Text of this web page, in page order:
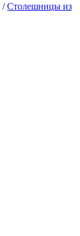
/Столешницы из